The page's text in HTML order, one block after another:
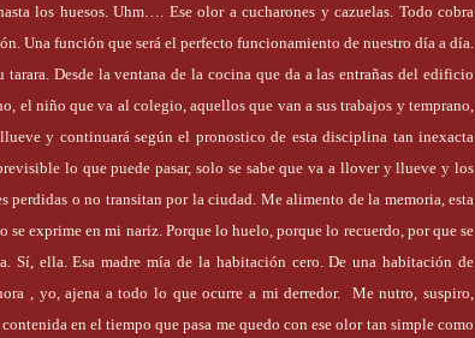
los huesos. Uhm…. Ese olor a cucharones y cazuelas. Todo cobra
Una función que será el perfecto funcionamiento de nuestro día a día.
tarara. Desde la ventana de la cocina que da a las entrañas del edificio
el niño que va al colegio, aquellos que van a sus trabajos y temprano,
y continuará según el pronostico de esta disciplina tan inexacta
lo que puede pasar, solo se sabe que va a llover y llueve y los
perdidas o no transitan por la ciudad. Me alimento de la memoria, esta
se exprime en mi nariz. Porque lo huelo, porque lo recuerdo, por que se
Sí, ella. Esa madre mía de la habitación cero. De una habitación de
, yo, ajena a todo lo que ocurre a mi derredor.
Me nutro, suspiro,
en el tiempo que pasa me quedo con ese olor tan simple como